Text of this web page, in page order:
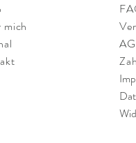
mich